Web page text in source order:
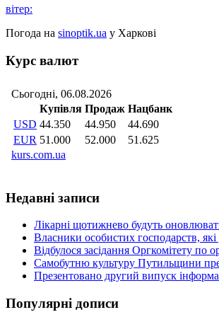
вітер:
Погода на sinoptik.ua у Харкові
Курс валют
Недавні записи
Лікарні щотижнево будуть
Власники особистих господарств,
Відбулося засідання Оргкомітету по
Самобутню культуру Путильщини
Презентовано другий випуск
Популярні дописи